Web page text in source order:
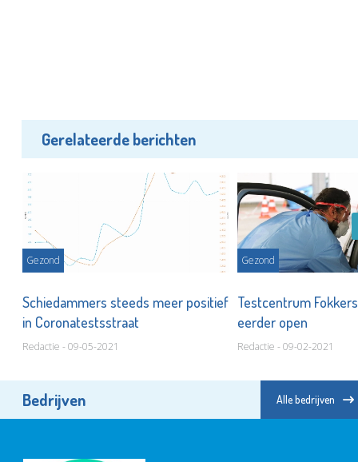
Gerelateerde berichten
Gezond
Schiedammers steeds meer positief
in Coronatestsstraat
Redactie - 09-05-2021
Gezond
Testcentrum
eerder open
Redactie - 09-02-2021
Bedrijven Alle bedrijven